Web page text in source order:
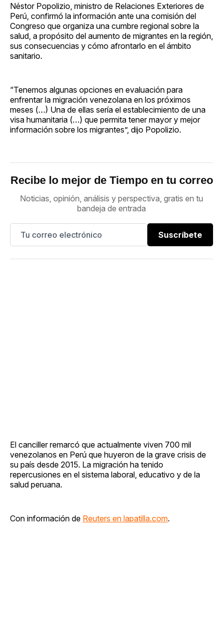
Néstor Popolizio, ministro de Relaciones Exteriores de
Perú, confirmó la información ante una comisión del
Congreso que organiza una cumbre regional sobre la
salud, a propósito del aumento de migrantes en la región,
sus consecuencias y cómo afrontarlo en el ámbito
sanitario.
“Tenemos algunas opciones en evaluación para
enfrentar la migración venezolana en los próximos
meses (…) Una de ellas sería el establecimiento de una
visa humanitaria (…) que permita tener mayor y mejor
información sobre los migrantes”, dijo Popolizio.
Recibe lo mejor de Tiempo en tu correo
Noticias, opinión, análisis y perspectiva, gratis en tu
bandeja de entrada
Suscríbete
El canciller remarcó que actualmente viven 700 mil
venezolanos en Perú que huyeron de la grave crisis de
su país desde 2015. La migración ha tenido
repercusiones en el sistema laboral, educativo y de la
salud peruana.
Con información de Reuters en lapatilla.com.